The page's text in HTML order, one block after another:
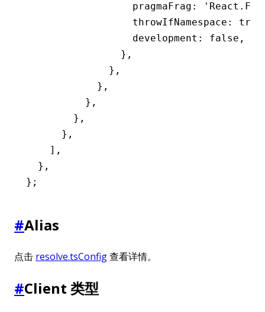
                  pragmaFrag
:
                  throwIfNamespace
: true
                  development
: false ,
                }
,
              }
,
            }
,
          }
,
        }
,
      }
,
    ]
,
  }
,
};
#Alias
点击 resolve.tsConfig查看详情。
#Client 类型